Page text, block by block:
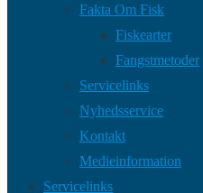
Fakta Om Fisk
Fiskearter
Fangstmetoder
Servicelinks
Nyhedsservice
Kontakt
Medieinformation
Servicelinks